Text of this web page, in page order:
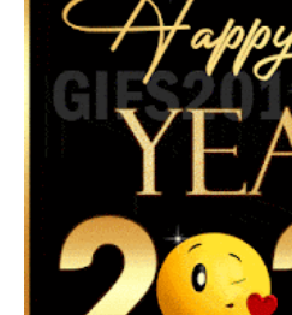
▷ Feliz año nuevo 2026
Mensajes y GiF